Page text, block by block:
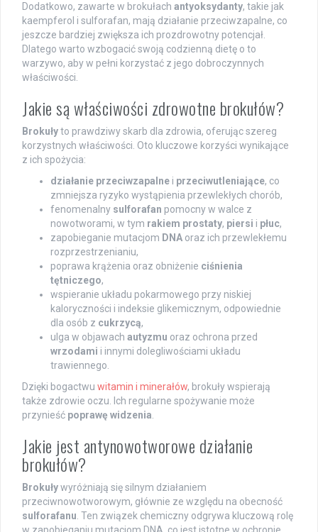
Dodatkowo, zawarte w brokułach antyoksydanty, takie jak
kaempferol i sulforafan, mają działanie przeciwzapalne, co
jeszcze bardziej zwiększa ich prozdrowotny potencjał.
Dlatego warto wzbogacić swoją codzienną dietę o to
warzywo, aby w pełni korzystać z jego dobroczynnych
właściwości.
Jakie są właściwości zdrowotne brokułów?
Brokułyto prawdziwy skarb dla zdrowia, oferując szereg
korzystnych właściwości. Oto kluczowe korzyści wynikające
z ich spożycia:
działanie przeciwzapalne i przeciwutleniające, co
zmniejsza ryzyko wystąpienia przewlekłych chorób,
fenomenalny sulforafan pomocny w walce z
nowotworami, w tym rakiem prostaty, piersi i płuc,
zapobieganie mutacjom DNA oraz ich przewlekłemu
rozprzestrzenianiu,
poprawa krążenia oraz obniżenie ciśnienia
tętniczego,
wspieranie układu pokarmowego przy niskiej
kaloryczności i indeksie glikemicznym, odpowiednie
dla osób z cukrzycą,
ulga w objawach autyzmu oraz ochrona przed
wrzodami i innymi dolegliwościami układu
trawiennego.
Dzięki bogactwu witamin i minerałów, brokuły wspierają
także zdrowie oczu. Ich regularne spożywanie może
przynieść poprawę widzenia.
Jakie jest antynowotworowe działanie
brokułów?
Brokuływyróżniają się silnym działaniem
przeciwnowotworowym, głównie ze względu na obecność
sulforafanu. Ten związek chemiczny odgrywa kluczową rolę